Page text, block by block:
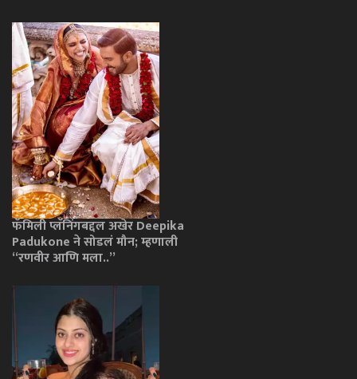
फॅमिली प्लॅनिंगबद्दल अखेर Deepika
Padukone ने सोडलं मौन; म्हणाली
“रणवीर आणि मला..”